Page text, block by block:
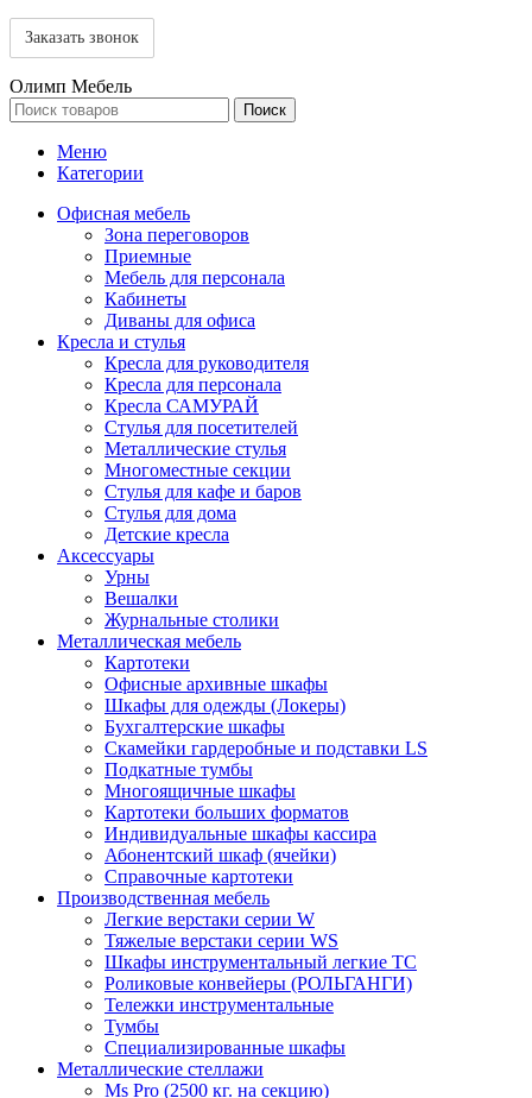
Олимп Мебель
Поиск
Меню
Категории
Офисная мебель
Зона переговоров
Приемные
Мебель для персонала
Кабинеты
Диваны для офиса
Кресла и стулья
Кресла для руководителя
Кресла для персонала
Кресла САМУРАЙ
Стулья для посетителей
Металлические стулья
Многоместные секции
Стулья для кафе и баров
Стулья для дома
Детские кресла
Аксессуары
Урны
Вешалки
Журнальные столики
Металлическая мебель
Картотеки
Офисные архивные шкафы
Шкафы для одежды (Локеры)
Бухгалтерские шкафы
Скамейки гардеробные и подставки LS
Подкатные тумбы
Многоящичные шкафы
Картотеки больших форматов
Индивидуальные шкафы кассира
Абонентский шкаф (ячейки)
Справочные картотеки
Производственная мебель
Легкие верстаки серии W
Тяжелые верстаки серии WS
Шкафы инструментальный легкие ТС
Роликовые конвейеры (РОЛЬГАНГИ)
Тележки инструментальные
Тумбы
Специализированные шкафы
Металлические стеллажи
Ms Pro (2500 кг. на секцию)